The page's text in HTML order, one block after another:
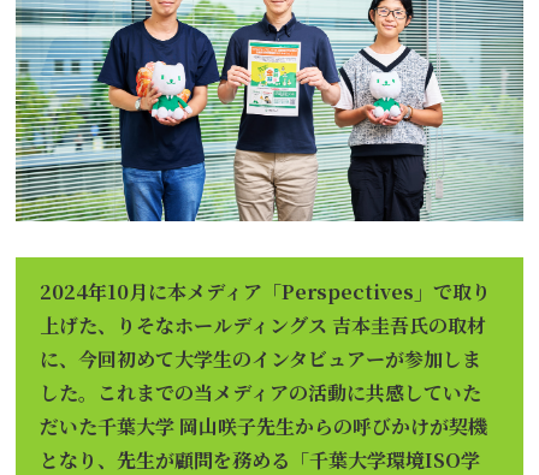
“経営戦略”のPerspectives
社外取締役の肖像
有識者の視点
このサイトについて
掲載企業一覧
運営会社
2024年10月に本メディア「Perspectives」で取り
上げた、りそなホールディングス 吉本圭吾氏の取材
に、今回初めて大学生のインタビュアーが参加しま
した。これまでの当メディアの活動に共感していた
だいた千葉大学 岡山咲子先生からの呼びかけが契機
となり、先生が顧問を務める「千葉大学環境ISO学